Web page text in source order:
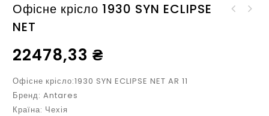
Офісне крісло 1930 SYN ECLIPSE
NET
22478,33 ₴
Офісне крісло:1930 SYN ECLIPSE NET AR 11
Бренд: Antares
Країна: Чехія